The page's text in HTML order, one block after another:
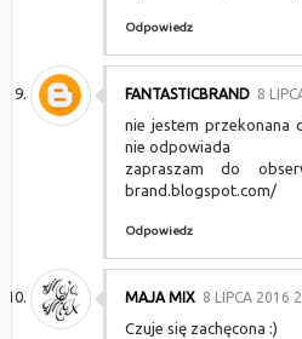
Odpowiedz
FANTASTICBRAND 8
nie jestem przekonana
nie odpowiada
zapraszam do
brand.blogspot.com/
Odpowiedz
MAJA MIX 8 LIPCA 2016
Czuje się zachęcona :)